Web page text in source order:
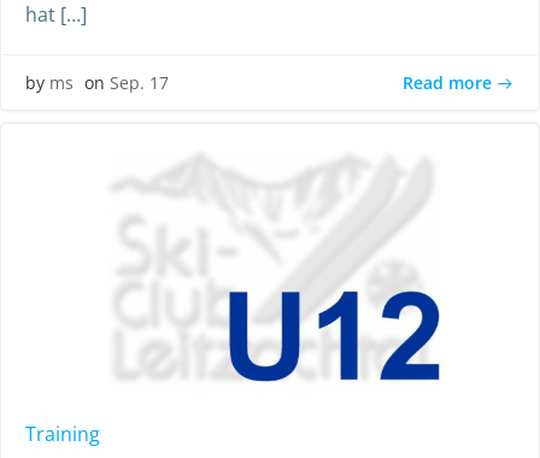
hat […]
by ms on Sep. 17 Read more
Training